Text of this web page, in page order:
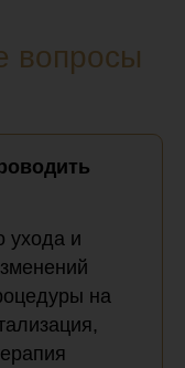
вопросы
ухода и
на